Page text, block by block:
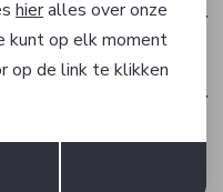
Opslaan
hieralles over onze
kunt op elk moment
op de link te klikken